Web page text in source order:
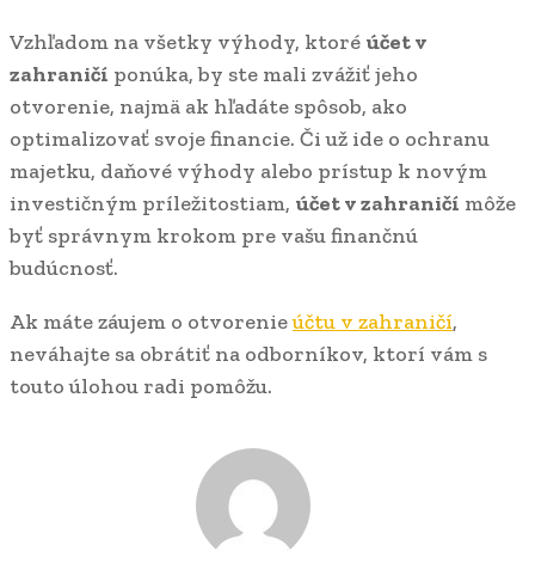
Vzhľadom na všetky výhody, ktoré účet v
zahraničí ponúka, by ste mali zvážiť jeho
otvorenie, najmä ak hľadáte spôsob, ako
optimalizovať svoje financie. Či už ide o ochranu
majetku, daňové výhody alebo prístup k novým
investičným príležitostiam, účet v zahraničí môže
byť správnym krokom pre vašu finančnú
budúcnosť.
Ak máte záujem o otvorenieúčtu v zahraničí,
neváhajte sa obrátiť na odborníkov, ktorí vám s
touto úlohou radi pomôžu.